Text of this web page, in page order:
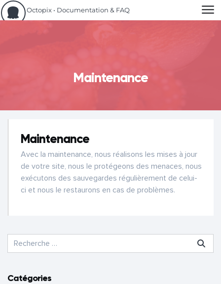
Aller au contenuOctopix • Documentation & FAQ
Maintenance
Recherche pour :
Catégories
Maintenance
Avec la maintenance, nous réalisons les mises à jour
de votre site, nous le protégeons des menaces, nous
exécutons des sauvegardes régulièrement de celui-
ci et nous le restaurons en cas de problèmes.